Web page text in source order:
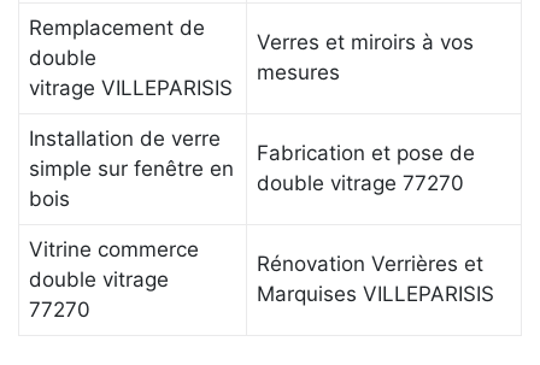
Remplacement de
double
vitrage VILLEPARISIS
Verres et miroirs à vos
mesures
Installation de verre
simple sur fenêtre en
bois
Fabrication et pose de
double vitrage 77270
Vitrine commerce
double vitrage
77270
Rénovation Verrières et
Marquises VILLEPARISIS